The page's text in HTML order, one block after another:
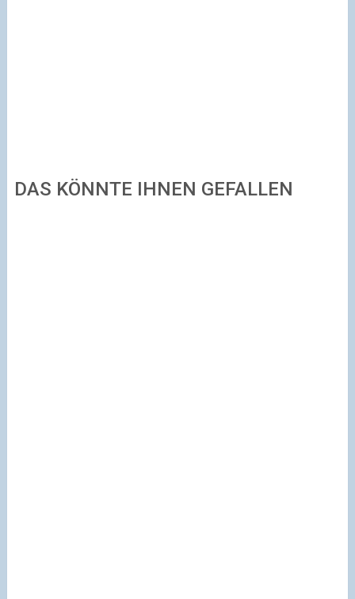
DAS KÖNNTE IHNEN GEFALLEN